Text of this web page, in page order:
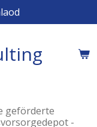
geförderte
-